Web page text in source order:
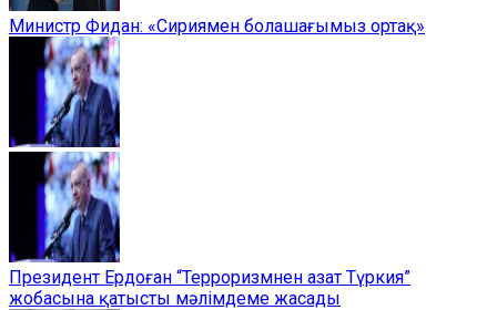
Министр Фидан: «Сириямен болашағымыз ортақ»
Президент Ердоған “Терроризмнен азат Түркия”
жобасына қатысты мәлімдеме жасады